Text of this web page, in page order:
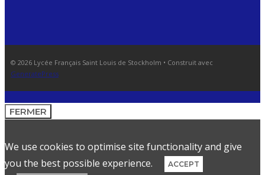
© 2026 Lycée Français Saint Louis de Stockholm • Construit avec
GeneratePress
FERMER
We use cookies to optimise site functionality and give
you the best possible experience.
ACCEPT